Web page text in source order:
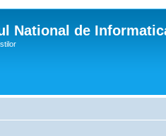
National de